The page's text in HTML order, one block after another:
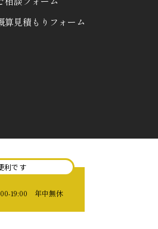
算見積もりフォーム
利です
19:00 年中無休